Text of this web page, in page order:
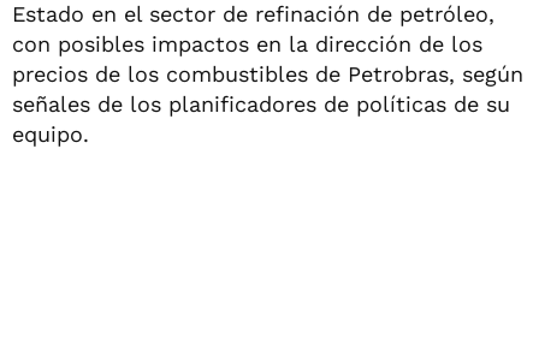
Estado en el sector de refinación de petróleo,
con posibles impactos en la dirección de los
precios de los combustibles de Petrobras, según
señales de los planificadores de políticas de su
equipo.